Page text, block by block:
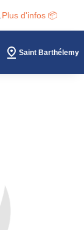
Plus d'infos 📦
Saint Barthélemy